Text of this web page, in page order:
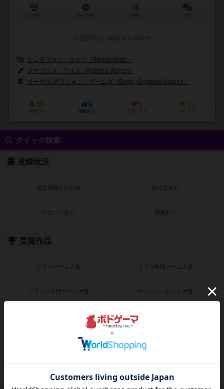
シュテファン・マルツ（Stefan Malz）
ファブリス・ワイス（Fabrice Weiss）
イーグル-グリフォン・ゲームズ（Eagle-Gryphon Games）
10
興味あり
6
経験あり
1
お気に入り
12
持ってる
クイック検索
登録状況
最近登録された順 紹介文あり
レビューあり 画像あり
受賞作品
ドイツゲーム大賞 ドイツ年間ゲーム大賞
フランス年間ゲーム大賞 ゲームマーケット大賞